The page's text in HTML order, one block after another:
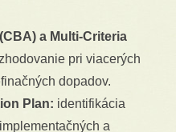
a Multi-Criteria
pri viacerých
dopadov.
Plan: identifikácia
a